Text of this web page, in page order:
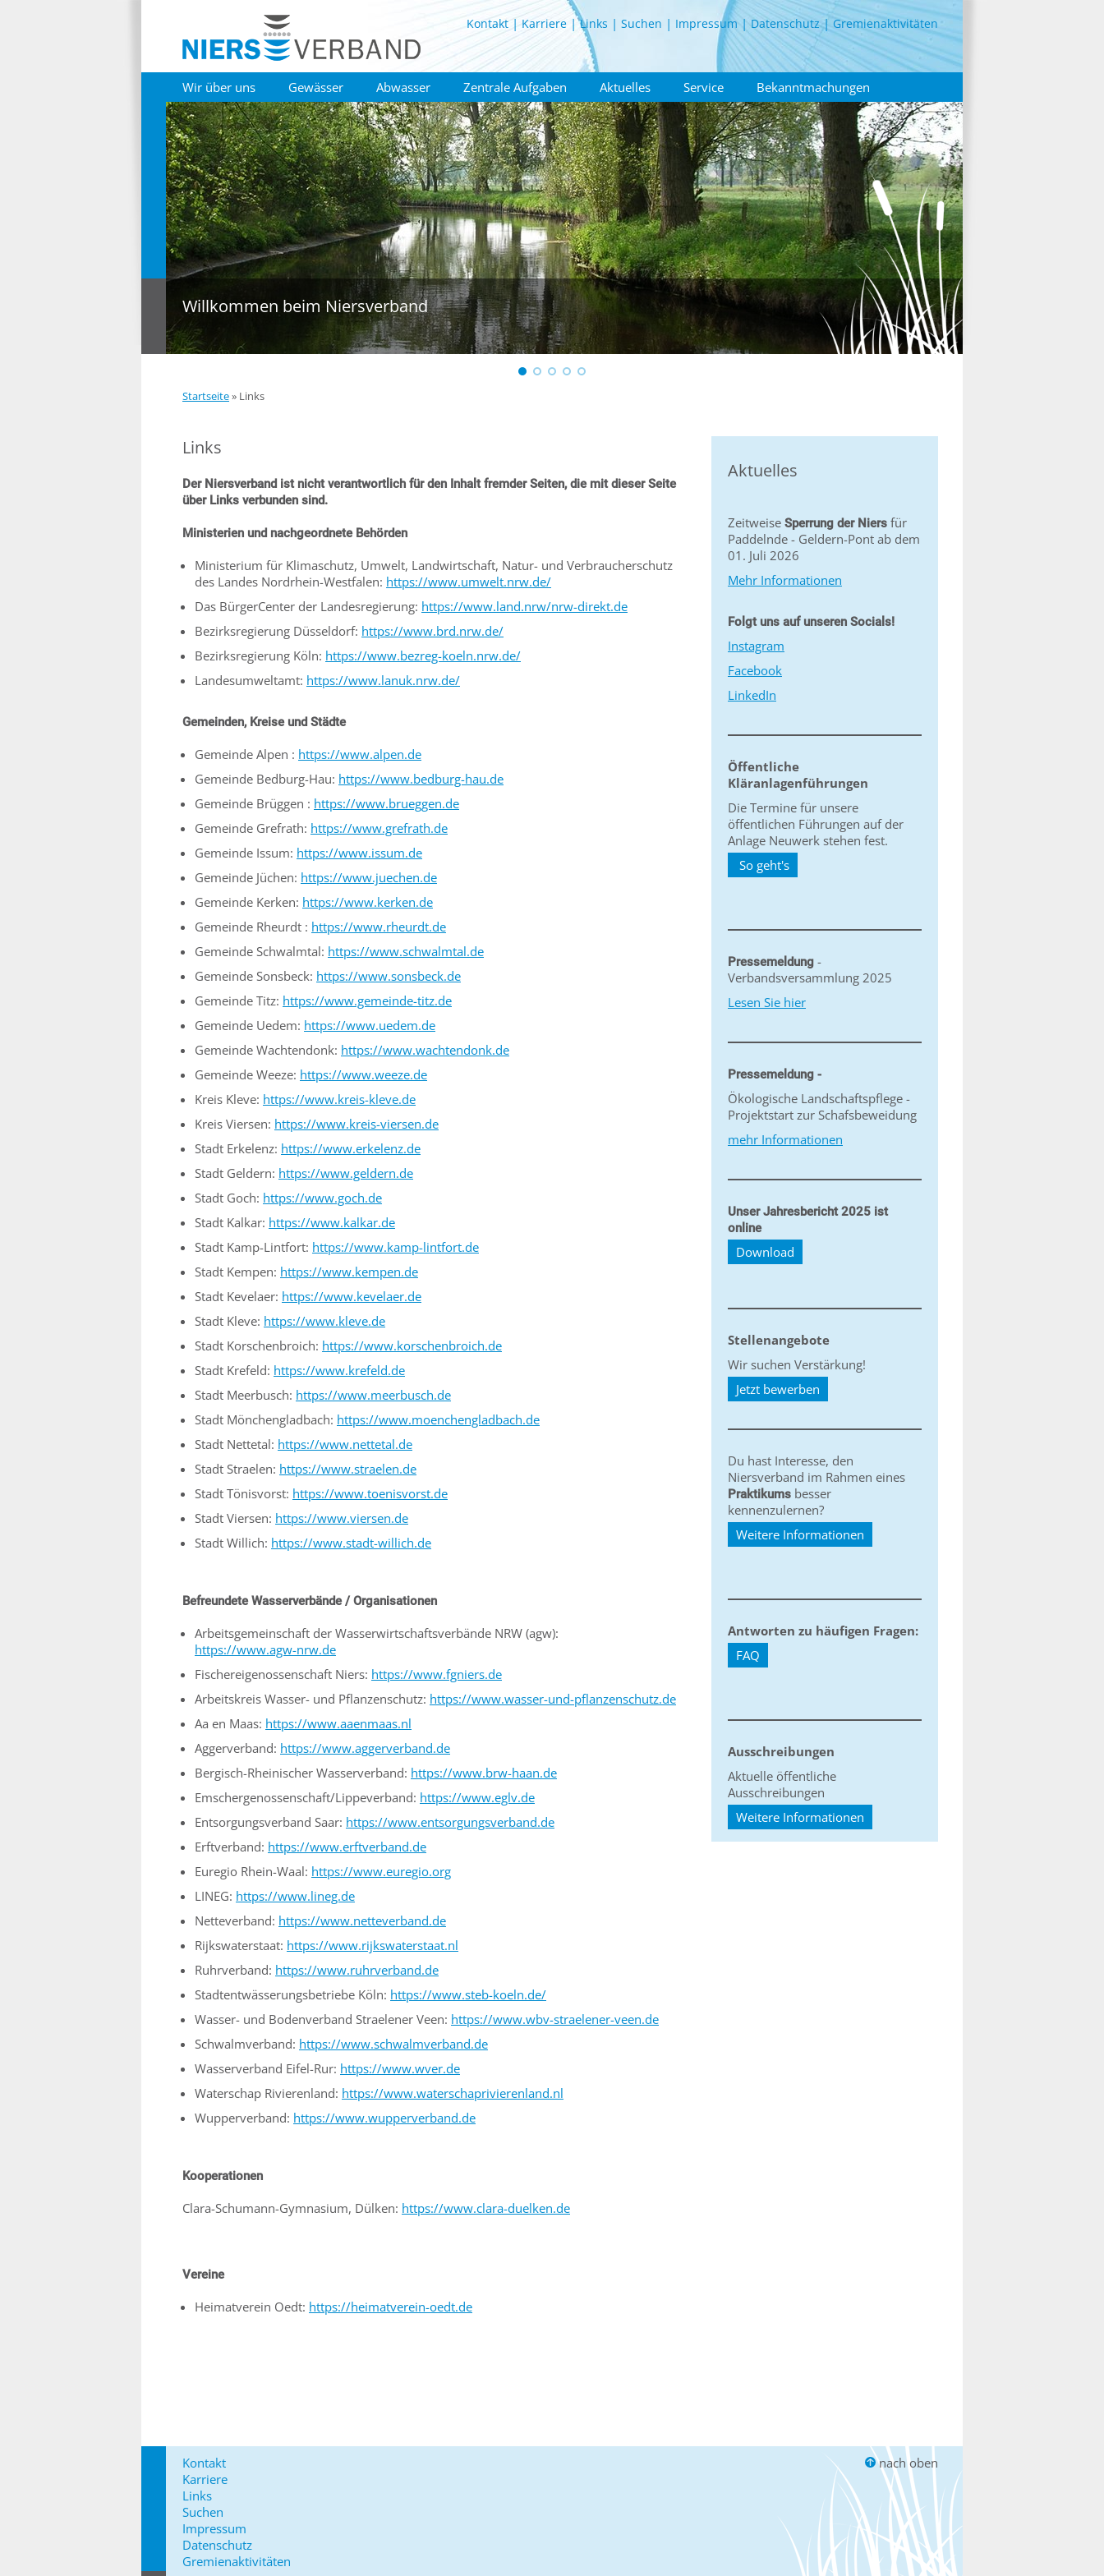
Kontakt Karriere Links Suchen Impressum Datenschutz Gremienaktivitäten
Wir über uns Gewässer Abwasser Zentrale Aufgaben Aktuelles Service Bekanntmachungen
Willkommen beim Niersverband
Startseite» Links
Links
Der Niersverband ist nicht verantwortlich für den Inhalt fremder Seiten, die mit dieser Seite
über Links verbunden sind.
Ministerien und nachgeordnete Behörden
Ministerium für Klimaschutz, Umwelt, Landwirtschaft, Natur- und Verbraucherschutz
des Landes Nordrhein-Westfalen: https://www.umwelt.nrw.de/
Das BürgerCenter der Landesregierung: https://www.land.nrw/nrw-direkt.de
Bezirksregierung Düsseldorf: https://www.brd.nrw.de/
Bezirksregierung Köln: https://www.bezreg-koeln.nrw.de/
Landesumweltamt: https://www.lanuk.nrw.de/
Gemeinden, Kreise und Städte
Gemeinde Alpen : https://www.alpen.de
Gemeinde Bedburg-Hau: https://www.bedburg-hau.de
Gemeinde Brüggen : https://www.brueggen.de
Gemeinde Grefrath: https://www.grefrath.de
Gemeinde Issum: https://www.issum.de
Gemeinde Jüchen: https://www.juechen.de
Gemeinde Kerken: https://www.kerken.de
Gemeinde Rheurdt : https://www.rheurdt.de
Gemeinde Schwalmtal: https://www.schwalmtal.de
Gemeinde Sonsbeck: https://www.sonsbeck.de
Gemeinde Titz: https://www.gemeinde-titz.de
Gemeinde Uedem: https://www.uedem.de
Gemeinde Wachtendonk: https://www.wachtendonk.de
Gemeinde Weeze: https://www.weeze.de
Kreis Kleve: https://www.kreis-kleve.de
Kreis Viersen: https://www.kreis-viersen.de
Stadt Erkelenz: https://www.erkelenz.de
Stadt Geldern: https://www.geldern.de
Stadt Goch: https://www.goch.de
Stadt Kalkar: https://www.kalkar.de
Stadt Kamp-Lintfort: https://www.kamp-lintfort.de
Stadt Kempen: https://www.kempen.de
Stadt Kevelaer: https://www.kevelaer.de
Stadt Kleve: https://www.kleve.de
Stadt Korschenbroich: https://www.korschenbroich.de
Stadt Krefeld: https://www.krefeld.de
Stadt Meerbusch: https://www.meerbusch.de
Stadt Mönchengladbach: https://www.moenchengladbach.de
Stadt Nettetal: https://www.nettetal.de
Stadt Straelen: https://www.straelen.de
Stadt Tönisvorst: https://www.toenisvorst.de
Stadt Viersen: https://www.viersen.de
Stadt Willich: https://www.stadt-willich.de
Befreundete Wasserverbände / Organisationen
Arbeitsgemeinschaft der Wasserwirtschaftsverbände NRW (agw):
https://www.agw-nrw.de
Fischereigenossenschaft Niers: https://www.fgniers.de
Arbeitskreis Wasser- und Pflanzenschutz: https://www.wasser-und-pflanzenschutz.de
Aa en Maas: https://www.aaenmaas.nl
Aggerverband: https://www.aggerverband.de
Bergisch-Rheinischer Wasserverband: https://www.brw-haan.de
Emschergenossenschaft/Lippeverband: https://www.eglv.de
Entsorgungsverband Saar: https://www.entsorgungsverband.de
Erftverband: https://www.erftverband.de
Euregio Rhein-Waal: https://www.euregio.org
LINEG: https://www.lineg.de
Netteverband: https://www.netteverband.de
Rijkswaterstaat: https://www.rijkswaterstaat.nl
Ruhrverband: https://www.ruhrverband.de
Stadtentwässerungsbetriebe Köln: https://www.steb-koeln.de/
Wasser- und Bodenverband Straelener Veen: https://www.wbv-straelener-veen.de
Schwalmverband: https://www.schwalmverband.de
Wasserverband Eifel-Rur: https://www.wver.de
Waterschap Rivierenland: https://www.waterschaprivierenland.nl
Wupperverband: https://www.wupperverband.de
Kooperationen
Clara-Schumann-Gymnasium, Dülken: https://www.clara-duelken.de
Vereine
Heimatverein Oedt: https://heimatverein-oedt.de
Aktuelles
Zeitweise Sperrung der Niers für
Paddelnde - Geldern-Pont ab dem
01. Juli 2026
Mehr Informationen
Folgt uns auf unseren Socials!
Instagram
Facebook
LinkedIn
Öffentliche
Kläranlagenführungen
Die Termine für unsere
öffentlichen Führungen auf der
Anlage Neuwerk stehen fest.
So geht's
Pressemeldung -
Verbandsversammlung 2025
Lesen Sie hier
Pressemeldung -
Ökologische Landschaftspflege -
Projektstart zur Schafsbeweidung
mehr Informationen
Unser Jahresbericht 2025 ist
online
Download
Stellenangebote
Wir suchen Verstärkung!
Jetzt bewerben
Du hast Interesse, den
Niersverband im Rahmen eines
Praktikums besser
kennenzulernen?
Weitere Informationen
Antworten zu häufigen Fragen:
FAQ
Ausschreibungen
Aktuelle öffentliche
Ausschreibungen
Weitere Informationen
Kontakt
Karriere
Links
Suchen
Impressum
Datenschutz
Gremienaktivitäten
nach oben